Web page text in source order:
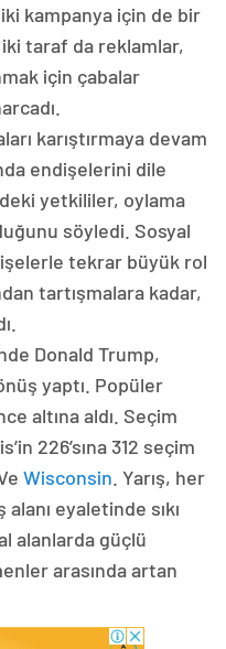
kampanya için de bir
taraf da reklamlar,
için çabalar
karıştırmaya devam
endişelerini dile
yetkililer, oylama
söyledi. Sosyal
tekrar büyük rol
tartışmalara kadar,
Donald Trump,
yaptı. Popüler
altına aldı. Seçim
226’sına 312 seçim
Wisconsin . Yarış, her
alanı eyaletinde sıkı
alanlarda güçlü
arasında artan